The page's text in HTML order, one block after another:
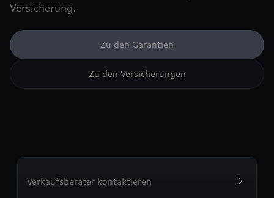
Versicherung.
Zu den Garantien
Zu den Versicherungen
Verkaufsberater kontaktieren